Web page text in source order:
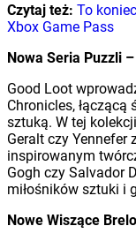
Czytaj też: To
Xbox Game Pass
Nowa Seria Puzzli
Good Loot
Chronicles,
sztuką. W tej
Geralt czy Yennefer
inspirowanym
Gogh czy Salvador
miłośników sztuki i
Nowe Wiszące